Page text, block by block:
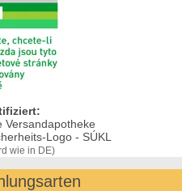
Versandapotheke
Logo - SÚKL
wie in DE)